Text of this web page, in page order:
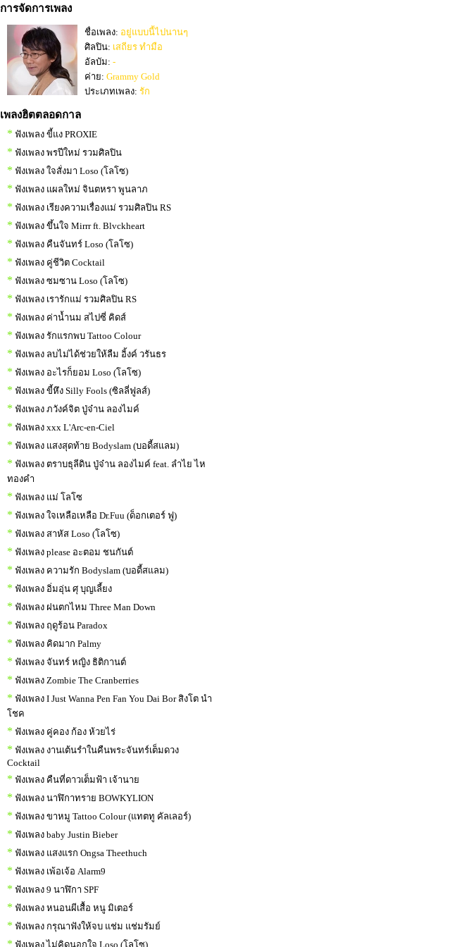
การจัดการเพลง
ชื่อเพลง: อยู่แบบนี้ไปนานๆ
ศิลปิน: เสถียร ทำมือ
อัลบัม: -
ค่าย: Grammy Gold
ประเภทเพลง: รัก
เพลงฮิตตลอดกาล
* ฟังเพลง ขี้แง PROXIE
* ฟังเพลง พรปีใหม่ รวมศิลปิน
* ฟังเพลง ใจสั่งมา Loso (โลโซ)
* ฟังเพลง แผลใหม่ จินตหรา พูนลาภ
* ฟังเพลง เรียงความเรื่องแม่ รวมศิลปิน RS
* ฟังเพลง ขึ้นใจ Mirrr ft. Blvckheart
* ฟังเพลง คืนจันทร์ Loso (โลโซ)
* ฟังเพลง คู่ชีวิต Cocktail
* ฟังเพลง ซมซาน Loso (โลโซ)
* ฟังเพลง เรารักแม่ รวมศิลปิน RS
* ฟังเพลง ค่าน้ำนม สไปซี่ คิดส์
* ฟังเพลง รักแรกพบ Tattoo Colour
* ฟังเพลง ลบไม่ได้ช่วยให้ลืม อิ้งค์ วรันธร
* ฟังเพลง อะไรก็ยอม Loso (โลโซ)
* ฟังเพลง ขี้หึง Silly Fools (ซิลลี่ฟูลส์)
* ฟังเพลง ภวังค์จิต ปู่จ๋าน ลองไมค์
* ฟังเพลง xxx L'Arc-en-Ciel
* ฟังเพลง แสงสุดท้าย Bodyslam (บอดี้สแลม)
* ฟังเพลง ตราบธุลีดิน ปู่จ๋าน ลองไมค์ feat. ลำไย ไห
ทองคำ
* ฟังเพลง แม่ โลโซ
* ฟังเพลง ใจเหลือเหลือ Dr.Fuu (ด็อกเตอร์ ฟู)
* ฟังเพลง สาหัส Loso (โลโซ)
* ฟังเพลง please อะตอม ชนกันต์
* ฟังเพลง ความรัก Bodyslam (บอดี้สแลม)
* ฟังเพลง อิ่มอุ่น ศุ บุญเลี้ยง
* ฟังเพลง ฝนตกไหม Three Man Down
* ฟังเพลง ฤดูร้อน Paradox
* ฟังเพลง คิดมาก Palmy
* ฟังเพลง จันทร์ หญิง ธิติกานต์
* ฟังเพลง Zombie The Cranberries
* ฟังเพลง I Just Wanna Pen Fan You Dai Bor สิงโต นำ
โชค
* ฟังเพลง คู่คอง ก้อง ห้วยไร่
* ฟังเพลง งานเต้นรำในคืนพระจันทร์เต็มดวง
Cocktail
* ฟังเพลง คืนที่ดาวเต็มฟ้า เจ้านาย
* ฟังเพลง นาฬิกาทราย BOWKYLION
* ฟังเพลง ขาหมู Tattoo Colour (แทตทู คัลเลอร์)
* ฟังเพลง baby Justin Bieber
* ฟังเพลง แสงแรก Ongsa Theethuch
* ฟังเพลง เพ้อเจ้อ Alarm9
* ฟังเพลง 9 นาฬิกา SPF
* ฟังเพลง หนอนผีเสื้อ หนู มิเตอร์
* ฟังเพลง กรุณาฟังให้จบ แช่ม แช่มรัมย์
* ฟังเพลง ไม่คิดนอกใจ Loso (โลโซ)